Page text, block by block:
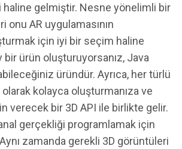
haline gelmiştir. Nesne yönelimli bir
onu AR uygulamasının
için iyi bir seçim haline
bir ürün oluşturuyorsanız, Java
üründür. Ayrıca, her türlü
kolayca oluşturmanıza ve
verecek bir 3D API ile birlikte gelir.
gerçekliği programlamak için
zamanda gerekli 3D görüntüleri